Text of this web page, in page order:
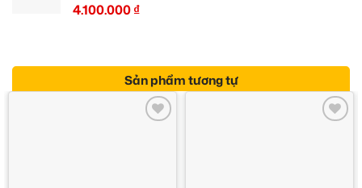
4.100.000₫
Sản phẩm tương tự